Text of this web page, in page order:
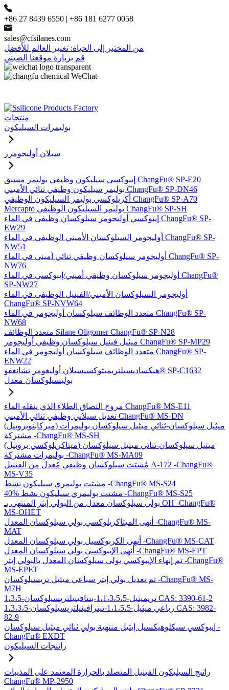
+86 27 8439 6550 | +86 181 6277 0058
sales@cfsilanes.com
من المختبر إلى الحياة: تغيير العالم للأفضل
قم بزيارة موقعنا الصيني
منتجات
بوليمرات السيليكون
سيلان أوليجومرز
إيبوكسي سيليكون وظيفي بوليمر مسبق ChangFu® SP-E20
بوليمر سيليكون وظيفي ثنائي الأميني ChangFu® SP-DN46
أكريلوكسي بوليمر السيليكون الوظيفي ChangFu® SP-A70
Mercapto بوليمر السيليكون الوظيفي ChangFu® SP-SH
إيبوكسي أوليجومر سيلوكسان وظيفي في الماء ChangFu® SP-
EW29
أوليجومر السيلوكسان الأميني الوظيفي في الماء ChangFu® SP-
NW51
أوليجومر سيلوكسان وظيفي ثنائي أميني في الماء ChangFu® SP-
NW76
أوليجومر سيلوكسان وظيفي أميني/إيبوكسي في الماء ChangFu®
SP-NW27
أوليجومر السيلوكسان الأميني/الفينيل الوظيفي في الماء
ChangFu® SP-NVW64
متعدد الوظائف سيلوكسان أوليجومر في الماء ChangFu® SP-
NW68
متعدد الوظائف Silane Oligomer ChangFu® SP-N28
ميثيل فينيل سيلوكسان وظيفي أوليجومر ChangFu® SP-MP29
متعدد الوظائف سيلوكسان أوليجومر في الماء ChangFu® SP-
ENW22
هيكساديسيلتريميثوكسيسيلان أوليغومر تشانغفو® SP-C1632
بوليسيلوكسان معدل
مروج التصاق الطلاء الذي ينقله الماء ChangFu® MS-E11
تعديل سيلاني وظيفي ثنائي الأميني ChangFu® MS-DN
(ميركابتوبروبيل) ميثيل سيلوكسان-ثنائي ميثيل سيلوكسان بوليمرات
مشتركة -ChangFu® MS-SH
(ميثاكريلوكسي بروبيل) ميثيل سيلوكسان-ثنائي ميثيل سيلوكسان
بوليمرات مشتركة -ChangFu® MS-MA09
مُشتت سيلوكسان وظيفي مُعدل من الفينيل A-172 -ChangFu®
MS-V35
مشتت بوليمري سيليكون نشط -ChangFu® MS-S24
40% مشتت بوليمري سيليكون نشط -ChangFu® MS-S25
بولي سيلوكسان معدل من البولي إيثر المنتهي بـ OH -ChangFu®
MS-OHET
أنهى الميثاكريلوكسي بولي سيلوكسان المعدل -ChangFu® MS-
MAT
أنهى الكربوكسيل بولي سيلوكسان المعدل -ChangFu® MS-CAT
أنهى الإيبوكسي بولي سيلوكسان المعدل -ChangFu® MS-EPT
تم إنهاء الإيبوكسي بولي سيلوكسان المعدل بالبولي إيثر -ChangFu®
MS-EPET
تم تعديل بولي إيثر سباعي ميثيل تريسيلوكسان -ChangFu® MS-
M7H
1،3،5-تريميثيل-1،1،3،5،5-بنتافينيلتريسيلوكسان CAS: 3390-61-2
1،3،3،5-رباعي ميثيل-1،1،5،5-تيترافينيلتريسيلوكسان CAS: 3982-
82-9
إيبوكسي سيكلوهيكسيل إيثيل منتهية بولي ثنائي ميثيل سيلوكسان -
ChangFu® EXDT
راتنجات السيليكون
راتنج السيليكون الفينيل المتصلد بالحرارة المعتمد على المذيبات
ChangFu® MP-2950